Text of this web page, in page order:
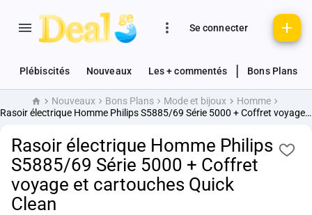
Se connecter
Plébiscités Nouveaux Les + commentés Bons Plans
AccueilNouveaux Bons Plans Mode et bijoux
Homme
Rasoir électrique Homme Philips S5885/69 Série 5000 + Coffret voyage et cartouches Quick Clean
Rasoir électrique Homme Philips
S5885/69 Série 5000 + Coffret
voyage et cartouches Quick
Clean